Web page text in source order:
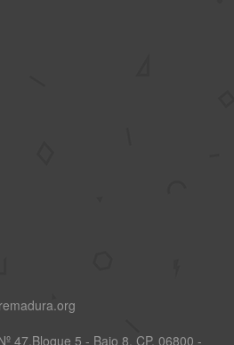
47,Bloque 5 - Bajo 8. CP. 06800 -